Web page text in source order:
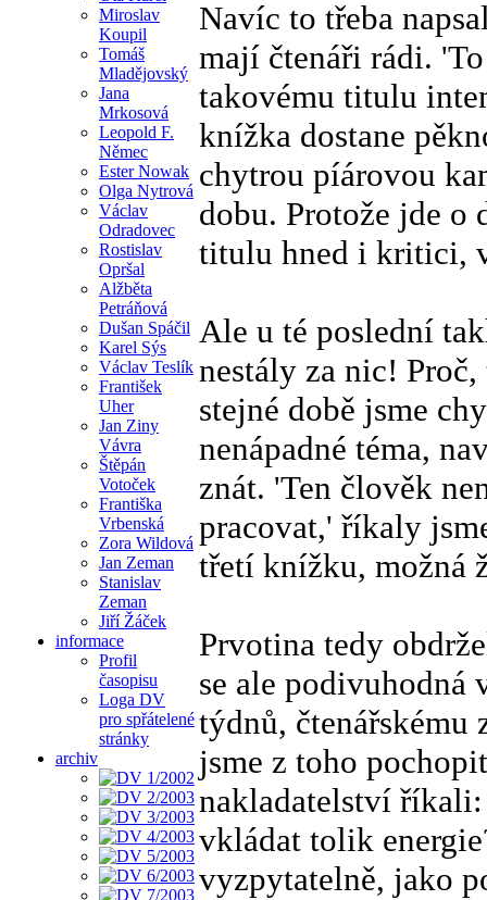
Miroslav
Koupil
Tomáš
Mladějovský
Jana
Mrkosová
Leopold F.
Němec
Ester Nowak
Olga Nytrová
Václav
Odradovec
Rostislav
Opršal
Alžběta
Petráňová
Dušan Spáčil
Karel Sýs
Václav Teslík
František
Uher
Jan Ziny
Vávra
Štěpán
Votoček
Františka
Vrbenská
Zora Wildová
Jan Zeman
Stanislav
Zeman
Jiří Žáček
informace
Profil
časopisu
Loga DV
pro spřátelené
stránky
archiv
Navíc to třeba
mají čtenáři rádi.
takovému titulu
knížka dostane
chytrou píárovou
dobu. Protože jde o
titulu hned i kritici,
Ale u té poslední
nestály za nic!
stejné době jsme
nenápadné téma,
znát. 'Ten člověk
pracovat,' říkaly
třetí knížku, možná
Prvotina tedy
se ale podivuhodná
týdnů,
jsme z toho
nakladatelství
vkládat tolik
vyzpytatelně, jako